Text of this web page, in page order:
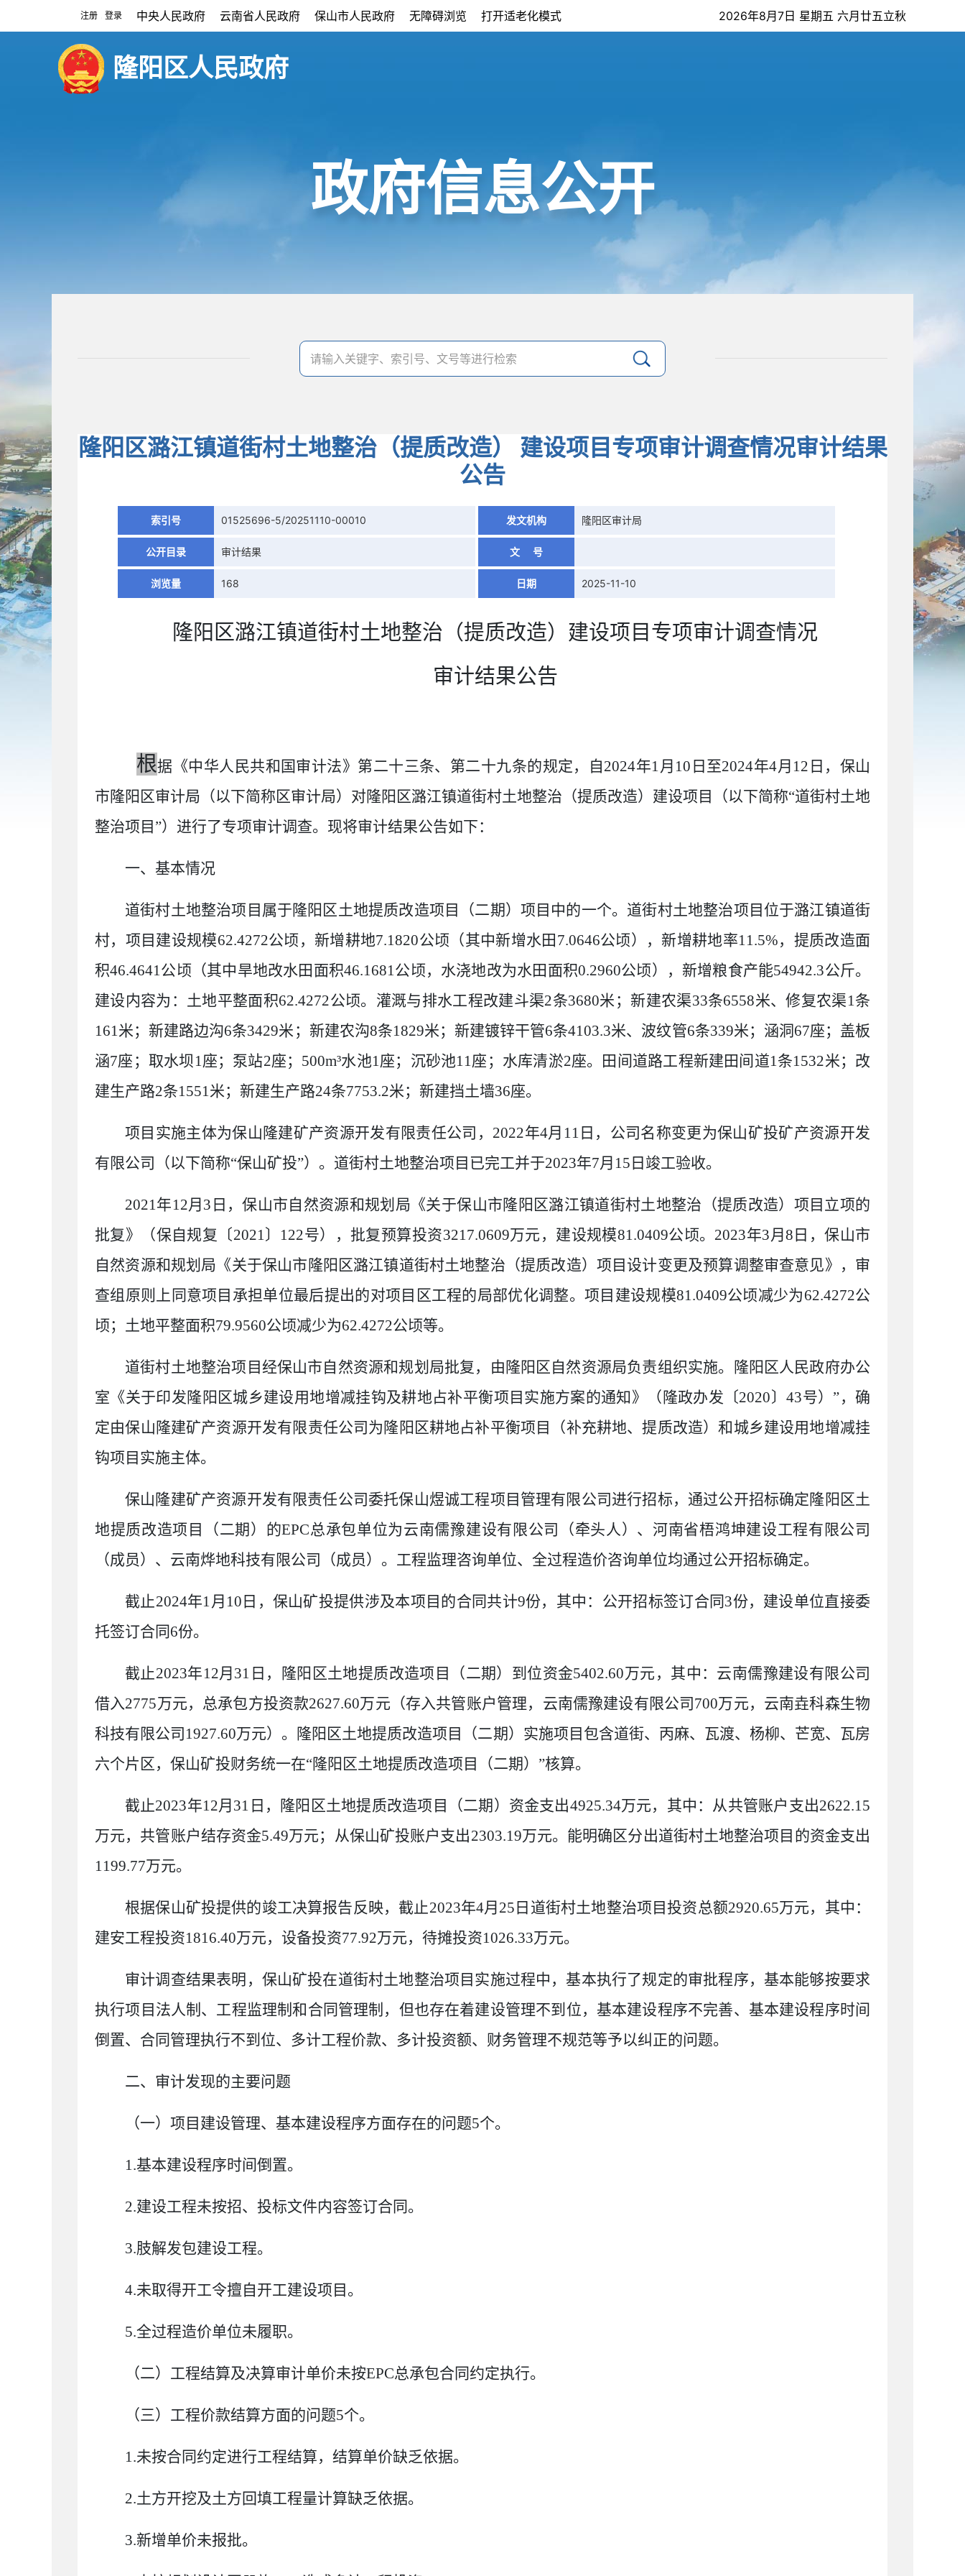
注册 登录 中央人民政府 云南省人民政府 保山市人民政府 无障碍浏览 打开适老化模式 2026年8月7日 星期五 六月廿五立秋
隆阳区人民政府
政府信息公开
隆阳区潞江镇道街村土地整治（提质改造） 建设项目专项审计调查情况审计结果
公告
索引号 01525696-5/20251110-00010 发文机构 隆阳区审计局
公开目录 审计结果 文 号
浏览量 168 日期 2025-11-10
隆阳区潞江镇道街村土地整治（提质改造） 建设项目专项审计调查情况
审计结果公告
根据《中华人民共和国审计法》第二十三条、第二十九条的规定，自2024年1月 10 日至2024年4月 12 日，保山
市隆阳区审计局（以下简称区审计局）对隆阳区潞江镇道街村土地整治（提质改造）建设项目（以下简称“道街村土地
整治项目 ”）进行了专项审计调查。现将审计结果公告如下：
一、基本情况
道街村土地整治项目属于隆阳区土地提质改造项目（二期）项目中的一个。道街村土地整治项目位于潞江镇道街
村，项目建设规模62.4272公顷，新增耕地7.1820公顷（其中新增水田 7.0646公顷），新增耕地率11.5%，提质改造面
积46.4641公顷（其中旱地改水田面积46.1681公顷，水浇地改为水田面积0.2960公顷），新增粮食产能54942.3公斤。
建设内容为：土地平整面积62.4272公顷。灌溉与排水工程改建斗渠2条3680米；新建农渠33条6558米、修复农渠1条
161米；新建路边沟6条3429米；新建农沟8条1829米；新建镀锌干管6条4103.3米、波纹管6条339米；涵洞67座；盖板
涵7座；取水坝 1座；泵站2座； 500m³水池1座；沉砂池11座；水库清淤2座。田间道路工程新建田间道1条1532米；改
建生产路2条1551米；新建生产路24条7753.2米；新建挡土墙36座。
项目实施主体为保山隆建矿产资源开发有限责任公司， 2022年4月 11 日，公司名称变更为保山矿投矿产资源开发
有限公司（以下简称“保山矿投”）。道街村土地整治项目已完工并于2023年7月 15 日竣工验收。
2021年12月 3 日，保山市自然资源和规划局《关于保山市隆阳区潞江镇道街村土地整治（提质改造）项目立项的
批复》
（保自规复〔2021〕 122号） ，批复预算投资3217.0609万元，建设规模81.0409公顷。 2023年3月8 日，保山市
自然资源和规划局《关于保山市隆阳区潞江镇道街村土地整治（提质改造）项目设计变更及预算调整审查意见》，审
查组原则上同意项目承担单位最后提出的对项目区工程的局部优化调整。项目建设规模81.0409公顷减少为62.4272公
顷；土地平整面积79.9560公顷减少为62.4272公顷等。
道街村土地整治项目经保山市自然资源和规划局批复，由隆阳区自然资源局负责组织实施。隆阳区人民政府办公
室《关于印发隆阳区城乡建设用地增减挂钩及耕地占补平衡项目实施方案的通知》
（ 隆政办发〔2020〕43号） ”，确
定由保山隆建矿产资源开发有限责任公司为隆阳区耕地占补平衡项目（补充耕地、提质改造）和城乡建设用地增减挂
钩项目实施主体。
保山隆建矿产资源开发有限责任公司委托保山煜诚工程项目管理有限公司进行招标，通过公开招标确定隆阳区土
地提质改造项目（二期）的EPC总承包单位为云南儒豫建设有限公司（牵头人）、河南省梧鸿坤建设工程有限公司
（成员）、云南烨地科技有限公司（成员）。工程监理咨询单位、全过程造价咨询单位均通过公开招标确定。
截止2024年1月 10 日，保山矿投提供涉及本项目的合同共计9份，其中：公开招标签订合同3份，建设单位直接委
托签订合同6份。
截止2023年12月 31 日，隆阳区土地提质改造项目（二期）到位资金5402.60万元，其中：云南儒豫建设有限公司
借入2775万元，总承包方投资款2627.60万元（存入共管账户管理，云南儒豫建设有限公司 700万元，云南垚科森生物
科技有限公司 1927.60万元）。隆阳区土地提质改造项目（二期）实施项目包含道街、丙麻、瓦渡、杨柳、芒宽、瓦房
六个片区，保山矿投财务统一在“隆阳区土地提质改造项目（二期） ”核算。
截止2023年12月 31 日，隆阳区土地提质改造项目（二期）资金支出4925.34万元，其中：从共管账户支出2622.15
万元，共管账户结存资金5.49万元；从保山矿投账户支出2303.19万元。能明确区分出道街村土地整治项目的资金支出
1199.77万元。
根据保山矿投提供的竣工决算报告反映，截止2023年4月 25 日道街村土地整治项目投资总额2920.65万元，其中：
建安工程投资1816.40万元，设备投资77.92万元，待摊投资1026.33万元。
审计调查结果表明，保山矿投在道街村土地整治项目实施过程中，基本执行了规定的审批程序，基本能够按要求
执行项目法人制、工程监理制和合同管理制，但也存在着建设管理不到位，基本建设程序不完善、基本建设程序时间
倒置、合同管理执行不到位、多计工程价款、多计投资额、财务管理不规范等予以纠正的问题。
二、审计发现的主要问题
（一）项目建设管理、基本建设程序方面存在的问题5个。
1.基本建设程序时间倒置。
2.建设工程未按招、投标文件内容签订合同。
3.肢解发包建设工程。
4.未取得开工令擅自开工建设项目。
5.全过程造价单位未履职。
（二）工程结算及决算审计单价未按EPC总承包合同约定执行。
（三）工程价款结算方面的问题5个。
1.未按合同约定进行工程结算，结算单价缺乏依据。
2.土方开挖及土方回填工程量计算缺乏依据。
3.新增单价未报批。